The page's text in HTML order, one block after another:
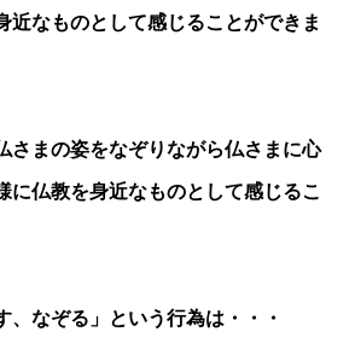
近なものとして感じることができま
さまの姿をなぞりながら仏さまに心
に仏教を身近なものとして感じるこ
、なぞる」という行為は・・・